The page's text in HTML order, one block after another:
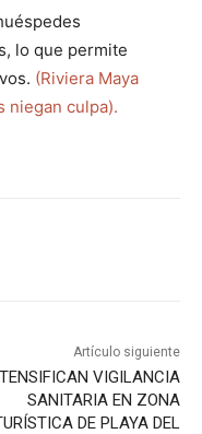
lo que permite
(Riviera Maya
niegan culpa).
Artículo siguiente
VIGILANCIA
SANITARIA EN ZONA
DE PLAYA DEL